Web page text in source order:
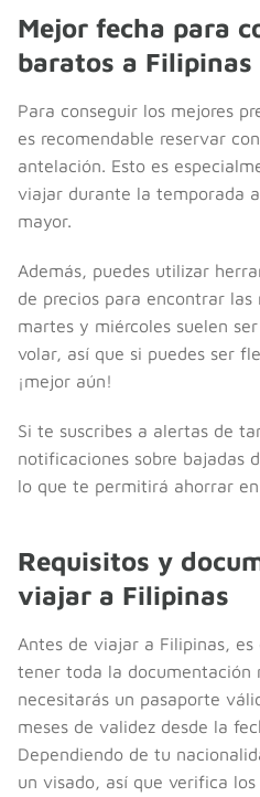
Mejor fecha para
baratos a Filipinas
Para conseguir los mejores
es recomendable reservar
antelación. Esto es
viajar durante la temporada
mayor.
Además, puedes utilizar
de precios para encontrar las
martes y miércoles suelen
volar, así que si puedes ser
¡mejor aún!
Si te suscribes a alertas de
notificaciones sobre bajadas
lo que te permitirá ahorrar
Requisitos y
viajar a Filipinas
Antes de viajar a Filipinas,
tener toda la documentación
necesitarás un pasaporte
meses de validez desde la
Dependiendo de tu
un visado, así que verifica